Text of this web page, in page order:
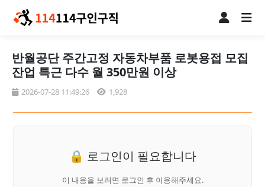
반월공단 주간고정 자동차부품 로봇용접 모집
잔업 특근 다수 월 350만원 이상
2026-07-28 11:49:26 1,928
🔒 로그인이 필요합니다
이 내용을 보려면 로그인 후 이용해주세요.